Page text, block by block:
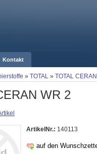
Kontakt
» TOTAL » TOTAL
WR 2
ArtikelNr.: 140113
auf den